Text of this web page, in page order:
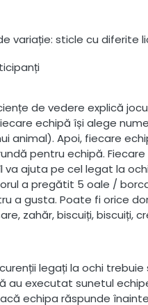
variație: sticle cu diferite
de vedere explică
echipă își alege
animal). Apoi, fiecare
pentru echipă.
va ajuta pe cel legat la
a pregătit 5 oale /
a gusta. Poate fi orice
zahăr, biscuiți, biscuiți,
legați la ochi
au executat sunetul
echipa răspunde